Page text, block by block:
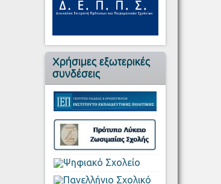
Χρήσιμες εξωτερικές
συνδέσεις